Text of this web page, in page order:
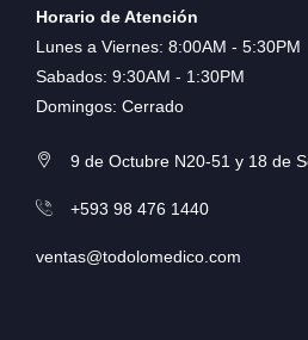
Horario de Atención
Lunes a Viernes: 8:00AM - 5:30PM
Sabados: 9:30AM - 1:30PM
Domingos: Cerrado
9 de Octubre N20-51 y 18 de
+593 98 476 1440
ventas@todolomedico.com